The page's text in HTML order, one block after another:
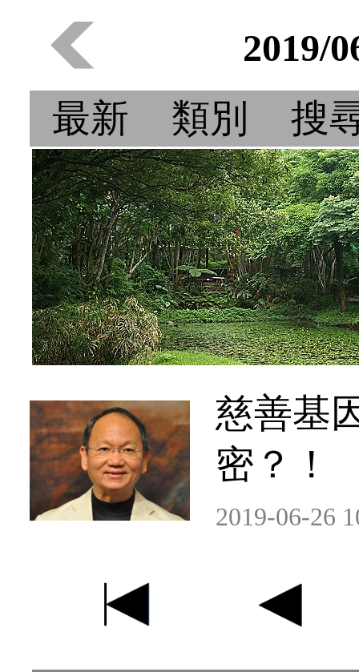
2019/
最新
類別 搜
慈善基
密？！
2019-06-26